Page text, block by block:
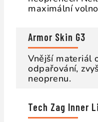
maximální
Armor Skin G3
Vnější materiál
odpařování,
neoprenu.
Tech Zag Inner